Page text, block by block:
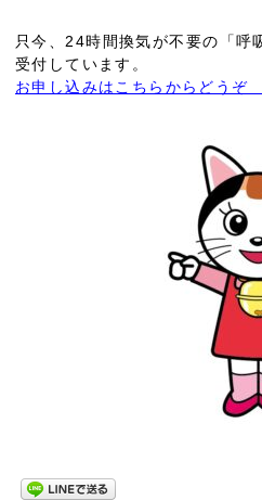
只今、24時間換気が不要の「呼
受付しています。
お申し込みはこちらからどうぞ